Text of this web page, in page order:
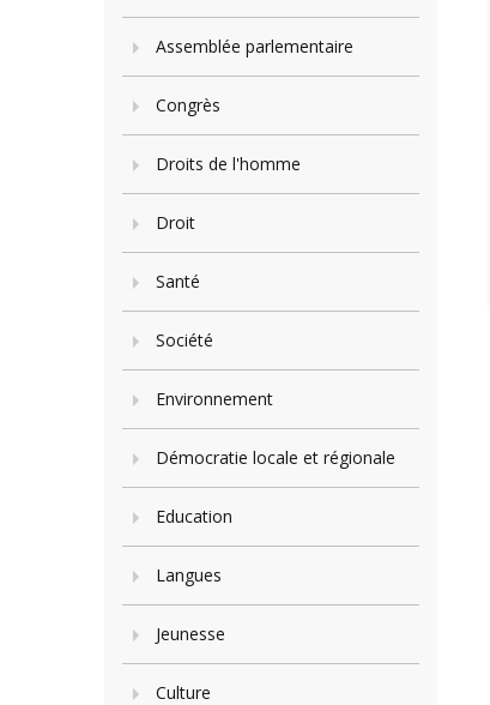
Assemblée parlementaire
Congrès
Droits de l'homme
Droit
Santé
Société
Environnement
Démocratie locale et régionale
Education
Langues
Jeunesse
Culture